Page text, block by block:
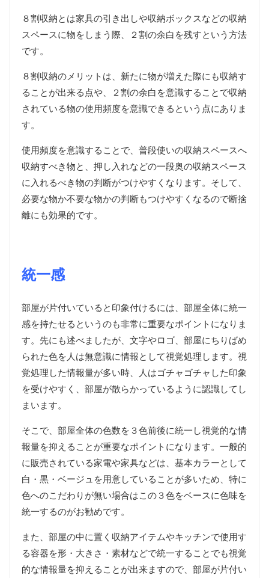
８割収納とは家具の引き出しや収納ボックスなどの収納
スペースに物をしまう際、２割の余白を残すという方法
です。
８割収納のメリットは、新たに物が増えた際にも収納す
ることが出来る点や、２割の余白を意識することで収納
されている物の使用頻度を意識できるという点にありま
す。
使用頻度を意識することで、普段使いの収納スペースへ
収納すべき物と、押し入れなどの一段奥の収納スペース
に入れるべき物の判断がつけやすくなります。そして、
必要な物か不要な物かの判断もつけやすくなるので断捨
離にも効果的です。
統一感
部屋が片付いていると印象付けるには、部屋全体に統一
感を持たせるというのも非常に重要なポイントになりま
す。先にも述べましたが、文字やロゴ、部屋にちりばめ
られた色を人は無意識に情報として視覚処理します。視
覚処理した情報量が多い時、人はゴチャゴチャした印象
を受けやすく、部屋が散らかっているように認識してし
まいます。
そこで、部屋全体の色数を３色前後に統一し視覚的な情
報量を抑えることが重要なポイントになります。一般的
に販売されている家電や家具などは、基本カラーとして
白・黒・ベージュを用意していることが多いため、特に
色へのこだわりが無い場合はこの３色をベースに色味を
統一するのがお勧めです。
また、部屋の中に置く収納アイテムやキッチンで使用す
る容器を形・大きさ・素材などで統一することでも視覚
的な情報量を抑えることが出来ますので、部屋が片付い